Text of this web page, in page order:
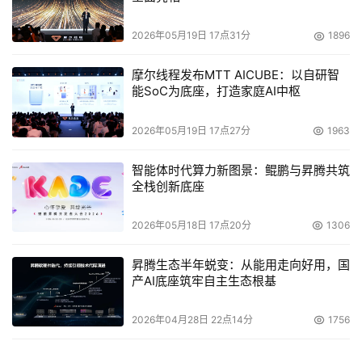
CA ARCserve Backup为客户提供高性能的磁盘到磁盘和
磁带、加密、集成的反病毒保护、介质管理和快照备份及恢
著减少备份工作量，降低备份窗口数量。CA XOsoft产品与
CA ARCserve Backup的整合，为用户提供一系列的数据
保护技术，包括高效备份技术、复制、CDP、自动应用程序
理到基础数据备份保护管理的全线需求，同时还为用户管理
将来的信息和数据提供了一个重要的途径。
本文来源于DOIT传媒，文章内容仅供参考，不构成投资建议。
2026年05月19日 17点31分 1896
摩尔线程发布MTT AICUBE：以自研智
能SoC为底座，打造家庭AI中枢
2026年05月19日 17点27分 1963
智能体时代算力新图景：鲲鹏与昇腾共筑
全栈创新底座
2026年05月18日 17点20分 1306
昇腾生态半年蜕变：从能用走向好用，国
产AI底座筑牢自主生态根基
2026年04月28日 22点14分 1756